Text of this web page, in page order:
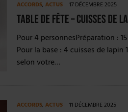
ACCORDS, ACTUS 17 DÉCEMBRE 2025
Table de fête – Cuisses de
Pour 4 personnesPréparation :
Pour la base : 4 cuisses de
selon votre…
ACCORDS, ACTUS 11 DÉCEMBRE 2025